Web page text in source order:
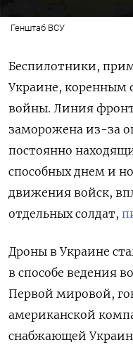
Генштаб ВСУ
Беспилотники,
Украине, коренным
войны. Линия
заморожена из-за
постоянно
способных днем и
движения войск,
отдельных солдат,
Дроны в Украине
в способе ведения
Первой мировой,
американской
снабжающей